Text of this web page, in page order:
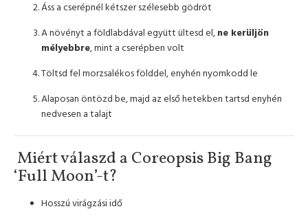
Áss a cserépnél kétszer szélesebb gödröt
A növényt a földlabdával együtt ültesd el, ne kerüljön
mélyebbre, mint a cserépben volt
Töltsd fel morzsalékos földdel, enyhén nyomkodd le
Alaposan öntözd be, majd az első hetekben tartsd enyhén
nedvesen a talajt
Miért válaszd a Coreopsis Big Bang
‘Full Moon’-t?
Hosszú virágzási idő